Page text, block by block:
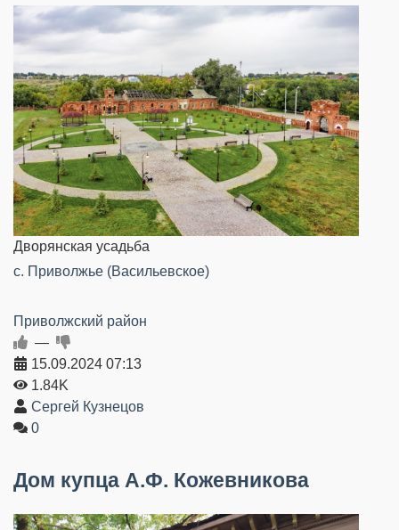
Дворянская усадьба
с. Приволжье (Васильевское)
Приволжский район
—
15.09.2024 07:13
1.84K
Сергей Кузнецов
0
Дом купца А.Ф. Кожевникова